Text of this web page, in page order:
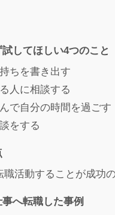
してほしい4つのこと
ちを書き出す
人に相談する
で自分の時間を過ごす
をする
活動することが成功
へ転職した事例